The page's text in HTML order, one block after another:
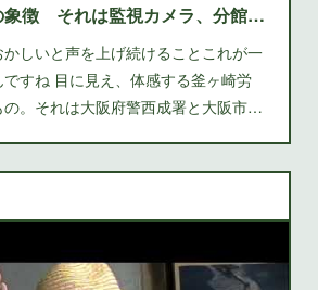
釜ヶ崎の差別の象徴 それは監視カメラ、分館、シェルター、西成労働福祉センター、そしてもう一つ、仕事の紹介をしないあいりん職安
しいと声を上げ続けることこれが一
すね 目に見え、体感する釜ヶ崎労
。それは大阪府警西成署と大阪市…